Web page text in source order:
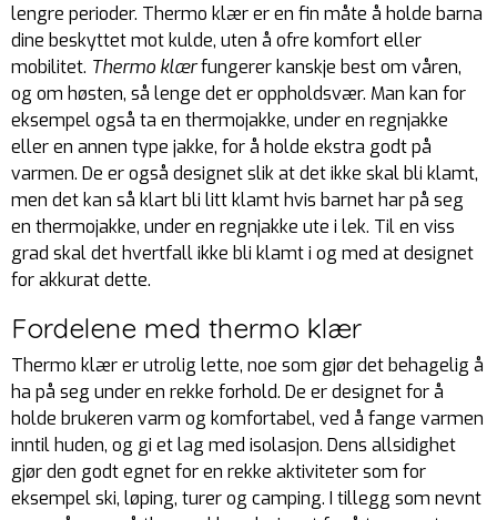
lengre perioder. Thermo klær er en fin måte å holde barna
dine beskyttet mot kulde, uten å ofre komfort eller
mobilitet. Thermo klærfungerer kanskje best om våren,
og om høsten, så lenge det er oppholdsvær. Man kan for
eksempel også ta en thermojakke, under en regnjakke
eller en annen type jakke, for å holde ekstra godt på
varmen. De er også designet slik at det ikke skal bli klamt,
men det kan så klart bli litt klamt hvis barnet har på seg
en thermojakke, under en regnjakke ute i lek. Til en viss
grad skal det hvertfall ikke bli klamt i og med at designet
for akkurat dette.
Fordelene med thermo klær
Thermo klær er utrolig lette, noe som gjør det behagelig å
ha på seg under en rekke forhold. De er designet for å
holde brukeren varm og komfortabel, ved å fange varmen
inntil huden, og gi et lag med isolasjon. Dens allsidighet
gjør den godt egnet for en rekke aktiviteter som for
eksempel ski, løping, turer og camping. I tillegg som nevnt